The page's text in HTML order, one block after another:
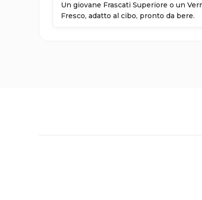
Un giovane Frascati Superiore o un
Fresco, adatto al cibo, pronto da bere.